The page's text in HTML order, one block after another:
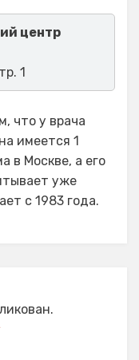
центр
1
что у врача
имеется 1
в Москве, а его
уже
с 1983 года.